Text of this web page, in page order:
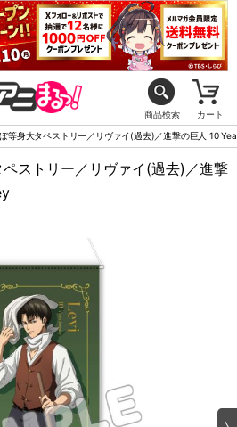
商品検索 カート
等身大タペストリー／リヴァイ(過去)／進撃の巨人 10
ストリー／リヴァイ(過去)／進撃